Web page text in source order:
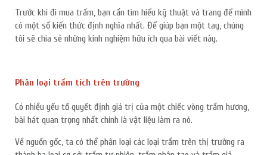
Trước khi đi mua trầm, bạn cần tìm hiểu kỹ thuật và trang để mình
có một số kiến ​​thức định nghĩa nhất. Để giúp bạn một tay, chúng
tôi sẽ chia sẻ những kinh nghiệm hữu ích qua bài viết này.
Phân loại trầm tích trên trường
Có nhiều yếu tố quyết định giá trị của một chiếc vòng trầm hương,
bài hát quan trọng nhất chính là vật liệu làm ra nó.
Về nguồn gốc, ta có thể phân loại các loại trầm trên thị trường ra
ĐĂNG KÝ TƯ VẤN MIỄN PHÍ